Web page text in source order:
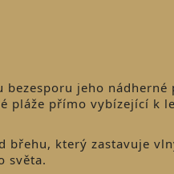
jeho nádherné
pláže přímo vybízející k
břehu, který zastavuje
světa.